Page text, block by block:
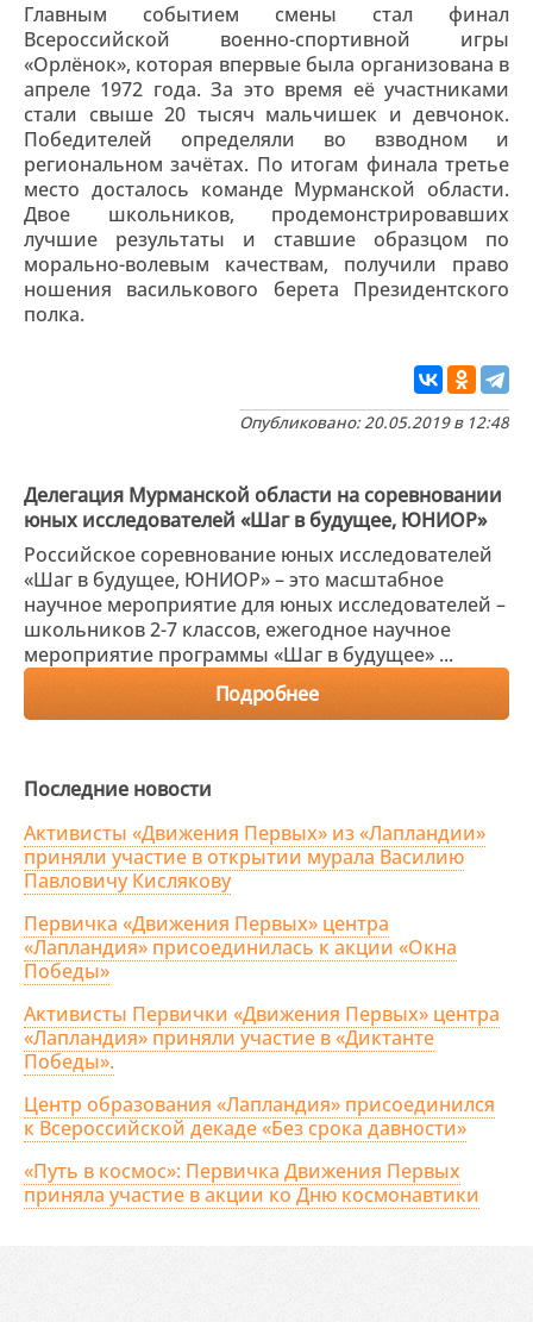
Главным событием смены стал финал
Всероссийской военно-спортивной игры
«Орлёнок», которая впервые была организована в
апреле 1972 года. За это время её участниками
стали свыше 20 тысяч мальчишек и девчонок.
Победителей определяли во взводном и
региональном зачётах. По итогам финала третье
место досталось команде Мурманской области.
Двое школьников,
продемонстрировавших
лучшие результаты и ставшие образцом по
морально-волевым качествам, получили право
ношения василькового берета Президентского
полка.
Опубликовано: 20.05.2019 в 12:48
Делегация Мурманской области на соревновании
юных исследователей «Шаг в будущее, ЮНИОР»
Российское соревнование юных исследователей
«Шаг в будущее, ЮНИОР» – это масштабное
научное мероприятие для юных исследователей –
школьников 2-7 классов, ежегодное научное
мероприятие программы «Шаг в будущее» ...
Подробнее
Последние новости
Активисты «Движения Первых» из «Лапландии»
приняли участие в открытии мурала Василию
Павловичу Кислякову
Первичка «Движения Первых» центра
«Лапландия» присоединилась к акции «Окна
Победы»
Активисты Первички «Движения Первых» центра
«Лапландия» приняли участие в «Диктанте
Победы».
Центр образования «Лапландия» присоединился
к Всероссийской декаде «Без срока давности»
«Путь в космос»: Первичка Движения Первых
приняла участие в акции ко Дню космонавтики